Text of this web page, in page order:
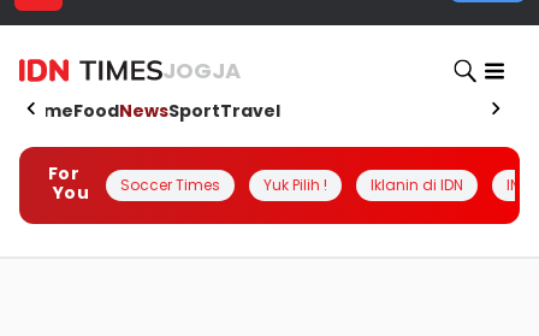
JOGJA
HomeFoodNewsSportTravel
For
You
Soccer Times Yuk Pilih ! Iklanin di IDN